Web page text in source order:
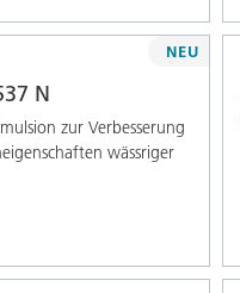
N
zur Verbesserung
wässriger
NEU